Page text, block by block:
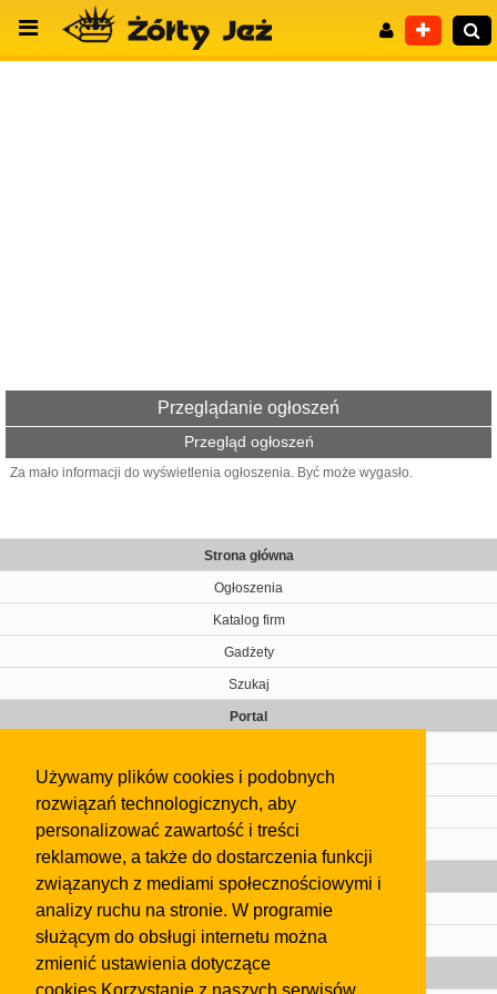
Używamy plików cookies i podobnych
rozwiązań technologicznych, aby
personalizować zawartość i treści
reklamowe, a także do dostarczenia funkcji
związanych z mediami społecznościowymi i
analizy ruchu na stronie. W programie
służącym do obsługi internetu można
zmienić ustawienia dotyczące
Przeglądanie ogłoszeń
Przegląd ogłoszeń
Za mało informacji do wyświetlenia ogłoszenia. Być może wygasło.
Strona główna
Ogłoszenia
Katalog firm
Gadżety
Szukaj
Portal
Kontakt
Regulamin
Gazeta
Olkusz
Kontakt
Strefa dla biznesu